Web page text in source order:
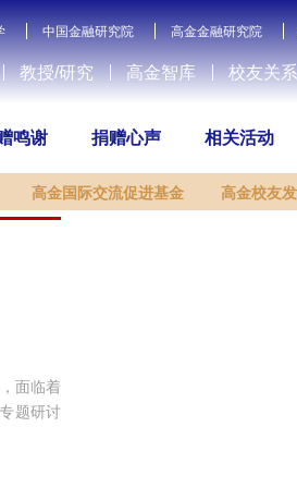
中国金融研究院 高金金融研究院
教授/研究 高金智库 校友关系
高金国际交流促进基金 高金校友
鸣谢 捐赠心声 相关活动
面临着
题研讨